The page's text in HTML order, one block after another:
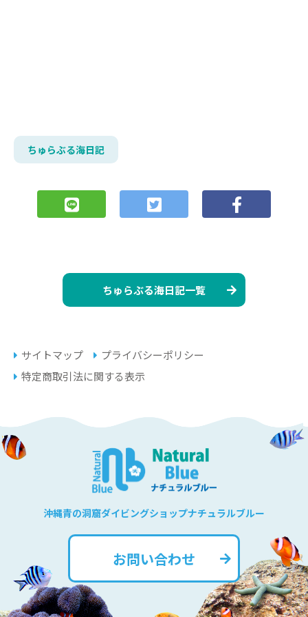
ちゅらぶる海日記
ちゅらぶる海日記一覧
サイトマップ
プライバシーポリシー
特定商取引法に関する表示
沖縄青の洞窟ダイビングショップナチュラルブルー
お問い合わせ